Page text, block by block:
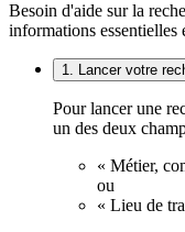
Besoin d'aide sur la
informations essentielles
1. Lancer votre
Pour lancer une
un des deux
« Métier,
ou
« Lieu de